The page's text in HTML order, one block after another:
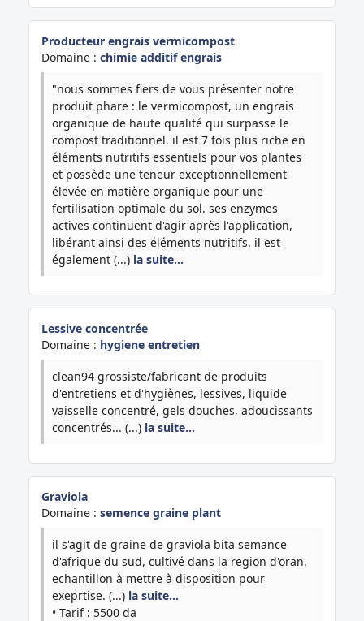
Producteur engrais vermicompost
Domaine : chimie additif engrais
"nous sommes fiers de vous présenter notre
produit phare : le vermicompost, un engrais
organique de haute qualité qui surpasse le
compost traditionnel. il est 7 fois plus riche en
éléments nutritifs essentiels pour vos plantes
et possède une teneur exceptionnellement
élevée en matière organique pour une
fertilisation optimale du sol. ses enzymes
actives continuent d'agir après l'application,
libérant ainsi des éléments nutritifs. il est
également (...) la suite…
Lessive concentrée
Domaine : hygiene entretien
clean94 grossiste/fabricant de produits
d'entretiens et d'hygiènes, lessives, liquide
vaisselle concentré, gels douches, adoucissants
concentrés... (...) la suite…
Graviola
Domaine : semence graine plant
il s'agit de graine de graviola bita semance
d'afrique du sud, cultivé dans la region d'oran.
echantillon à mettre à disposition pour
exeprtise. (...) la suite…
• Tarif : 5500 da